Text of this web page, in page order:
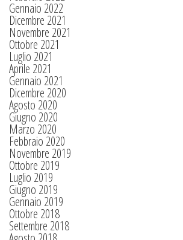
Gennaio 2022
Dicembre 2021
Novembre 2021
Ottobre 2021
Luglio 2021
Aprile 2021
Gennaio 2021
Dicembre 2020
Agosto 2020
Giugno 2020
Marzo 2020
Febbraio 2020
Novembre 2019
Ottobre 2019
Luglio 2019
Giugno 2019
Gennaio 2019
Ottobre 2018
Settembre 2018